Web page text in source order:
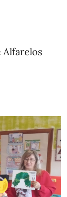
Alfarelos